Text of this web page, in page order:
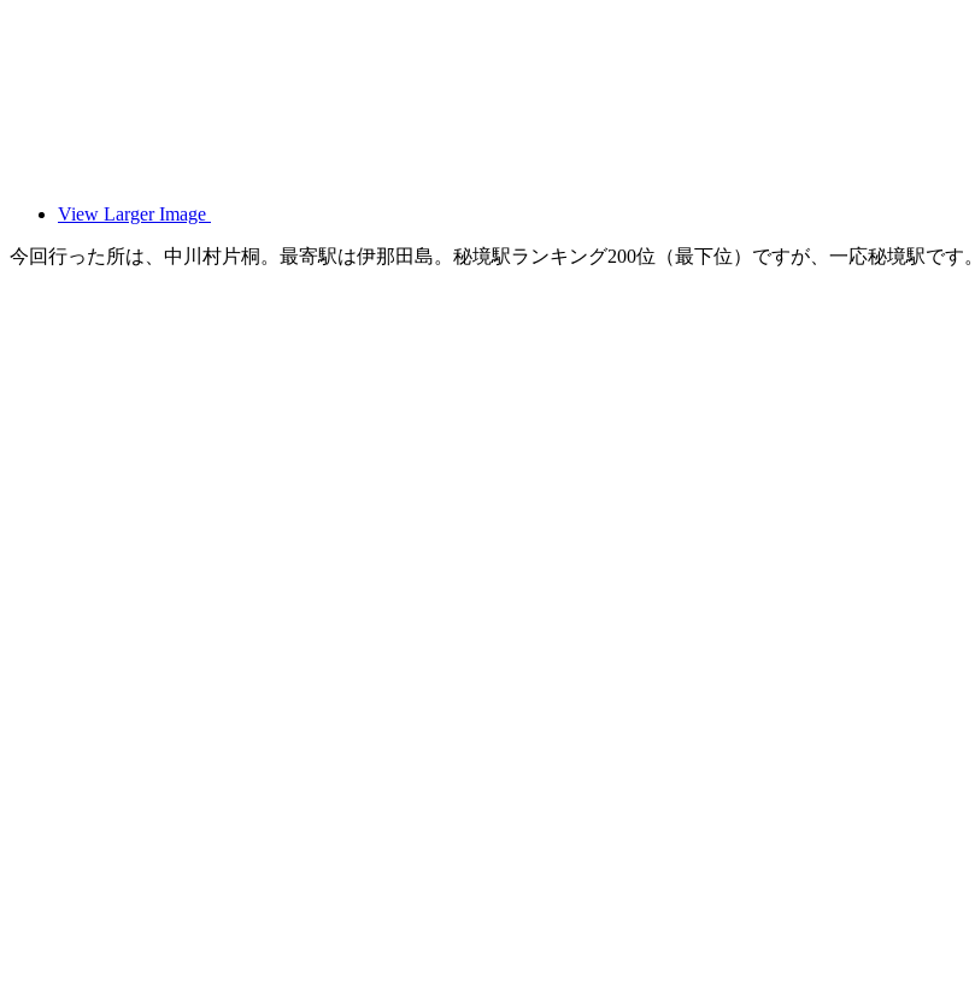
View Larger Image
今回行った所は、中川村片桐。最寄駅は伊那田島。秘境駅ランキング200位（最下位）ですが、一応秘境駅です。